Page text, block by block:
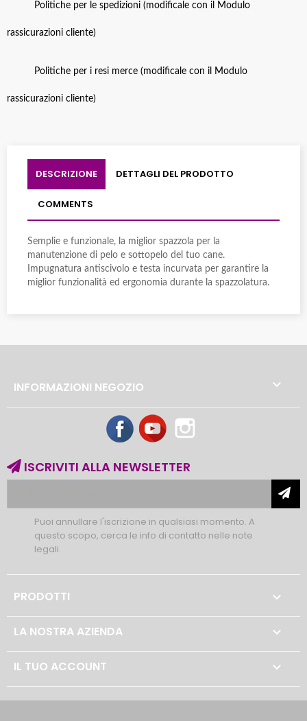
Politiche per le spedizioni (modificale con il Modulo
rassicurazioni cliente)
Politiche per i resi merce (modificale con il Modulo
rassicurazioni cliente)
DESCRIZIONE DETTAGLI DEL PRODOTTO
COMMENTS
Semplie e funzionale, la miglior spazzola per la
manutenzione di pelo e sottopelo del tuo cane.
Impugnatura antiscivolo e testa incurvata per garantire la
miglior funzionalità ed ergonomia durante la spazzolatura.
INFORMAZIONI NEGOZIO 
FacebookYouTube
ISCRIVITI ALLA NEWSLETTER
Puoi annullare l'iscrizione in qualsiasi momento. A
questo scopo, cerca le info di contatto nelle note
legali.
PRODOTTI 
LA NOSTRA AZIENDA 
IL TUO ACCOUNT 